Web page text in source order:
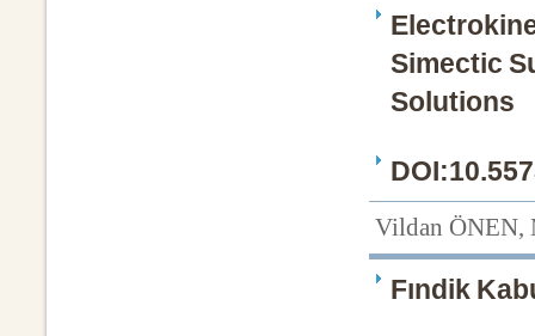
Simectic
Solutions
Vildan ÖNEN,
Fındik